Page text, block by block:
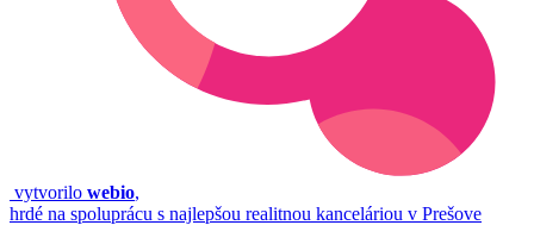
vytvorilo webio,
hrdé na spoluprácu s najlepšou realitnou kanceláriou v Prešove